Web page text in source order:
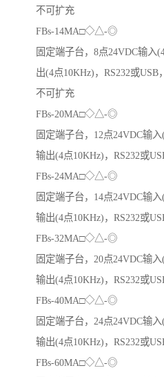
不可扩充
FBs-14MA□◇△-◎
固定端子台，8点24VDC输入
出(4点10KHz)，RS232或
不可扩充
FBs-20MA□◇△-◎
固定端子台，12点24VDC输
输出(4点10KHz)，RS232或
FBs-24MA□◇△-◎
固定端子台，14点24VDC输
输出(4点10KHz)，RS232或
FBs-32MA□◇△-◎
固定端子台，20点24VDC输
输出(4点10KHz)，RS232或
FBs-40MA□◇△-◎
固定端子台，24点24VDC输
输出(4点10KHz)，RS232或
FBs-60MA□◇△-◎